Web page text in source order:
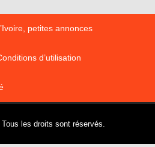
petites annonces
d’utilisation
les droits sont réservés.